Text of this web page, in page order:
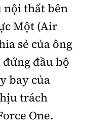
nội thất bên
Một (Air
sẻ của ông
đầu bộ
bay của
trách
One.